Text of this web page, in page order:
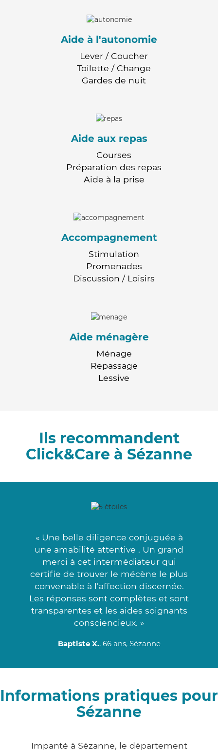
Aide à l'autonomie
Lever / Coucher
Toilette / Change
Gardes de nuit
Aide aux repas
Courses
Préparation des repas
Aide à la prise
Accompagnement
Stimulation
Promenades
Discussion / Loisirs
Aide ménagère
Ménage
Repassage
Lessive
Ils recommandent
Click&Care à Sézanne
« Une belle diligence conjuguée à
une amabilité attentive . Un grand
merci à cet intermédiateur qui
certifie de trouver le mécène le plus
convenable à l'affection discernée.
Les réponses sont complètes et sont
transparentes et les aides soignants
consciencieux. »
Baptiste X., 66 ans, Sézanne
Informations pratiques pour
Sézanne
Impanté à Sézanne, le département